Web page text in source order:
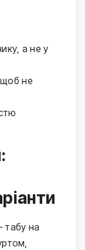
а не у
щоб не
табу на